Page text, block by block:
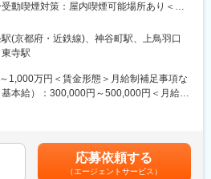
った飯塚哲哉氏が設立した日本を代表す
高速情報伝送技術V-by-OneHSを搭載した
の情報伝送分野において世界トップレベル
ョン事業拡大に向けた推進リーダーをお
発部署、社内生産部署、顧客等、社内外
ションを取りながら、世の中にない新規
ョン事業の拡大化を図ります
数回（メンバーの個人差有）
有
動喫煙対策：屋内喫煙可能場所あり＜勤
住所：京都府京都市南区上鳥羽上調子町2-
面禁煙変更の範囲：会社の定める事業所
(京都府・近鉄線)、神谷町駅、上鳥羽口
寺駅
1,000万円＜賃金形態＞月給制補足事項な
本給）：300,000円～500,000円＜月給＞
ります。月給(月額)は固定手当を含めた表記
応募依頼する
（エージェントサービス）